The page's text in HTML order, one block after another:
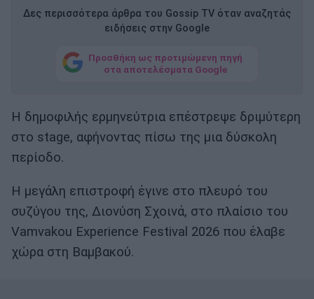
Δες περισσότερα άρθρα του Gossip TV όταν αναζητάς
ειδήσεις στην Google
Προσθήκη ως προτιμώμενη πηγή
στα αποτελέσματα Google
Η δημοφιλής ερμηνεύτρια επέστρεψε δριμύτερη
στο stage, αφήνοντας πίσω της μια δύσκολη
περίοδο.
Η μεγάλη επιστροφή έγινε στο πλευρό του
συζύγου της, Διονύση Σχοινά, στο πλαίσιο του
Vamvakou Experience Festival 2026 που έλαβε
χώρα στη Βαμβακού.